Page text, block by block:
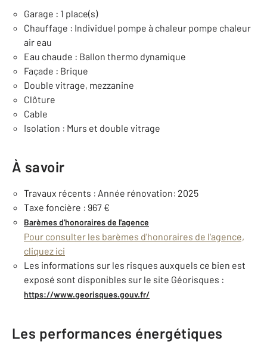
Garage : 1 place(s)
Chauffage : Individuel pompe à chaleur pompe chaleur
air eau
Eau chaude : Ballon thermo dynamique
Façade : Brique
Double vitrage, mezzanine
Clôture
Cable
Isolation : Murs et double vitrage
À savoir
Travaux récents : Année rénovation: 2025
Taxe foncière : 967 €
Barèmes d'honoraires de l'agence
Pour consulter les barèmes d'honoraires de l'agence,
cliquez ici
Les informations sur les risques auxquels ce bien est
exposé sont disponibles sur le site Géorisques :
https://www.georisques.gouv.fr/
Les performances énergétiques